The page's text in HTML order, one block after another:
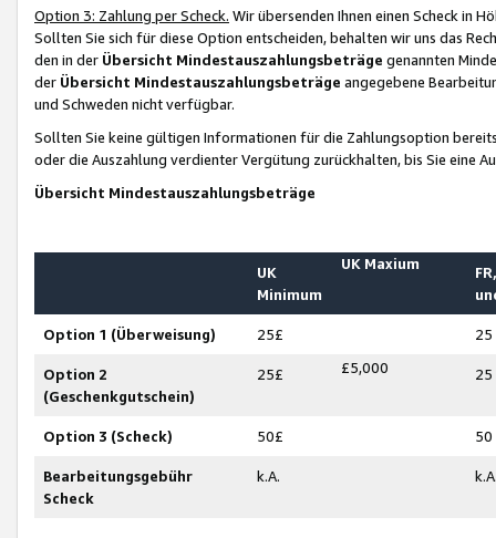
Option 3: Zahlung per Scheck. Wir übersenden Ihnen einen Scheck in
Sollten Sie sich für diese Option entscheiden, behalten wir uns das
den in der Übersicht Mindestauszahlungsbeträge genannten
der Übersicht Mindestauszahlungsbeträge angegebene
und Schweden nicht verfügbar.
Sollten Sie keine gültigen Informationen für die Zahlungsoption
oder die Auszahlung verdienter Vergütung zurückhalten, bis Sie
Übersicht Mindestauszahlungsbeträge
UK
Minimum
UK Maxium
Option 1 (Überweisung) 25£ 25
Option 2
(Geschenkgutschein)
25£ £5,000 25
Option 3 (Scheck) 50£ 50
Bearbeitungsgebühr
Scheck
k.A.